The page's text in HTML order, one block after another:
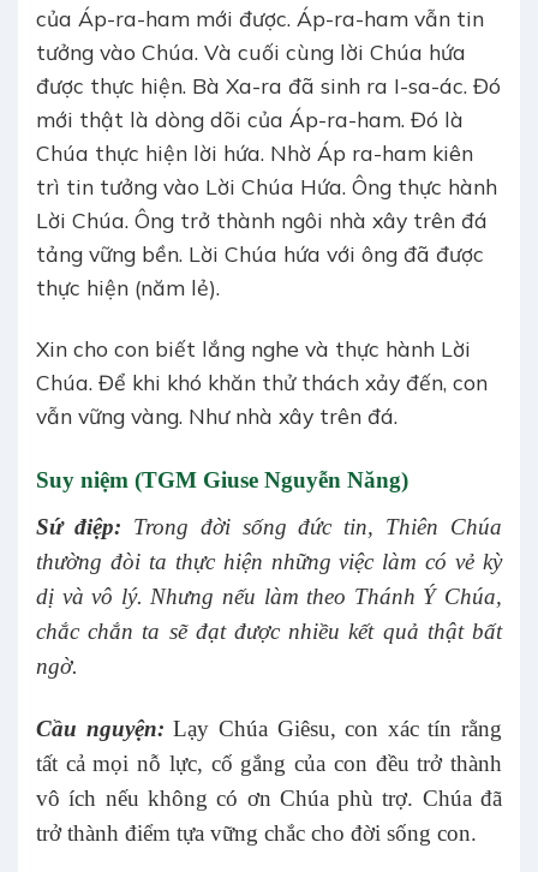
của Áp-ra-ham mới được. Áp-ra-ham vẫn tin
tưởng vào Chúa. Và cuối cùng lời Chúa hứa
được thực hiện. Bà Xa-ra đã sinh ra I-sa-ác. Đó
mới thật là dòng dõi của Áp-ra-ham. Đó là
Chúa thực hiện lời hứa. Nhờ Áp ra-ham kiên
trì tin tưởng vào Lời Chúa Hứa. Ông thực hành
Lời Chúa. Ông trở thành ngôi nhà xây trên đá
tảng vững bền. Lời Chúa hứa với ông đã được
thực hiện (năm lẻ).
Xin cho con biết lắng nghe và thực hành Lời
Chúa. Để khi khó khăn thử thách xảy đến, con
vẫn vững vàng. Như nhà xây trên đá.
Suy niệm (TGM Giuse Nguyễn Năng)
Sứ điệp: Trong đời sống đức tin, Thiên Chúa
thường đòi ta thực hiện những việc làm có vẻ kỳ
dị và vô lý. Nhưng nếu làm theo Thánh Ý Chúa,
chắc chắn ta sẽ đạt được nhiều kết quả thật bất
ngờ.
Cầu nguyện:Lạy Chúa Giêsu, con xác tín rằng
tất cả mọi nỗ lực, cố gắng của con đều trở thành
vô ích nếu không có ơn Chúa phù trợ. Chúa đã
trở thành điểm tựa vững chắc cho đời sống con.